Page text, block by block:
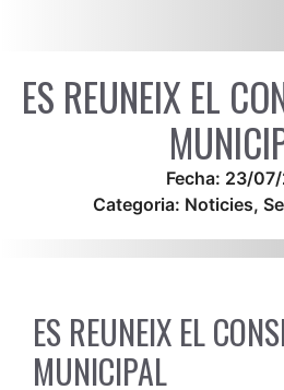
ES REUNEIX EL
Fecha: 23/
Categoria: Noticies,
ES REUNEIX EL
MUNICIPAL